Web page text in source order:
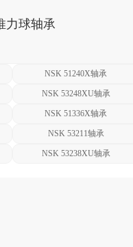
力球轴承
NSK 51240X轴承
NSK 53248XU轴承
NSK 51336X轴承
NSK 53211轴承
NSK 53238XU轴承